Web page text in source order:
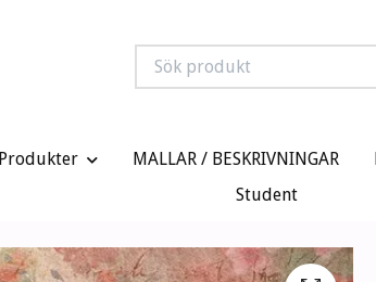
Produkter MALLAR / BESKRIVNINGAR
Student